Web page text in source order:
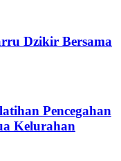
Dzikir Bersama
Pencegahan
Kelurahan